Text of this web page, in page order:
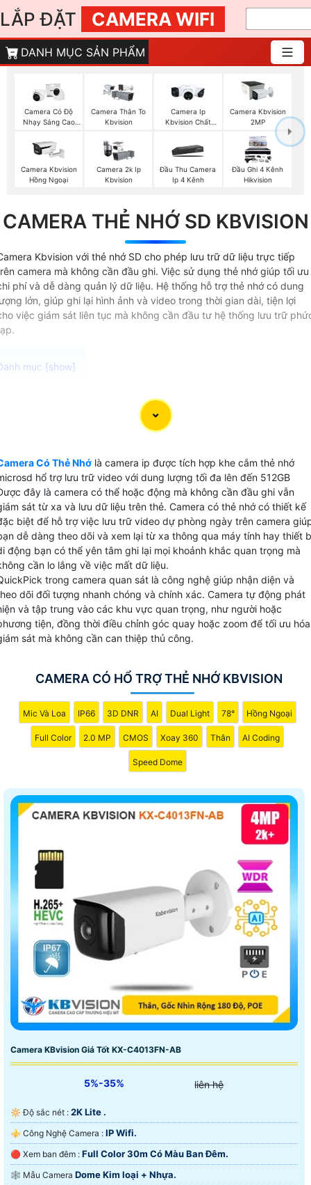
LẮP ĐẶT CAMERA WIFI
DANH MỤC SẢN PHẨM
Camera Có Độ
Nhạy Sáng Cao
Camera Thân To
Kbvision
Camera Ip
Kbvision Chất
Camera Kbvision
2MP
Camera Kbvision
Hồng Ngoại
Camera 2k Ip
Kbvision
Đầu Thu Camera
Ip 4 Kênh
Đầu Ghi 4 Kênh
Hikvision
CAMERA THẺ NHỚ SD KBVISION
Kbvision với thẻ nhớ SD cho phép lưu trữ dữ liệu trực tiếp
camera mà không cần đầu ghi. Việc sử dụng thẻ nhớ giúp tối ưu
phí và dễ dàng quản lý dữ liệu. Hệ thống hỗ trợ thẻ nhớ có dung
lớn, giúp ghi lại hình ảnh và video trong thời gian dài, tiện lợi
việc giám sát liên tục mà không cần đầu tư hệ thống lưu trữ
Có Thẻ Nhớ KBvision là dòng cmaera ip có slot
hổ trợ dung lượng tối đa 512GB với chuẩn nén
H.265+ để lưu dữ liệu chất lượng 2k đến 120 ngày là
nối với đầu ghi camera. Với khả năng lưu video trực tiếp
thẻ microSD do đó có thể hoạt động độc lập mà
đầu ghi camera phức tạp hay ổ cứng lưu trữ phụ.
Có Thẻ Nhớ là camera ip được tích hợp khe cắm thẻ nhớ
hổ trợ lưu trữ video với dung lượng tối đa lên đến 512GB
đây là camera có thể hoặc động mà không cần đầu ghi vẫn
sát từ xa và lưu dữ liệu trên thẻ. Camera có thẻ nhớ có thiết kế
biệt để hỗ trợ việc lưu trữ video dự phòng ngày trên camera
dễ dàng theo dõi và xem lại từ xa thông qua máy tính hay thiết
động bạn có thể yên tâm ghi lại mọi khoảnh khắc quan trọng mà
cần lo lắng về việc mất dữ liệu.
trong camera quan sát là công nghệ giúp nhận diện và
dõi đối tượng nhanh chóng và chính xác. Camera tự động phát
và tập trung vào các khu vực quan trọng, như người hoặc
tiện, đồng thời điều chỉnh góc quay hoặc zoom để tối ưu hóa
sát mà không cần can thiệp thủ công.
CAMERA CÓ HỔ TRỢ THẺ NHỚ KBVISION
Mic Và Loa IP66 3D DNR AI Dual Light 78° Hồng Ngoại
Full Color 2.0 MP CMOS Xoay 360 Thân AI Coding
Speed Dome
Camera KBvision Giá Tốt KX-C4013FN-AB
5%-35% liên hệ
🔆 Độ sắc nét : 2K Lite .
⚜️ Công Nghệ Camera : IP Wifi.
🔴 Xem ban đêm : Full Color 30m Có Màu Ban Ðêm.
🕸️ Mẫu Camera Dome Kim loại + Nhựa.